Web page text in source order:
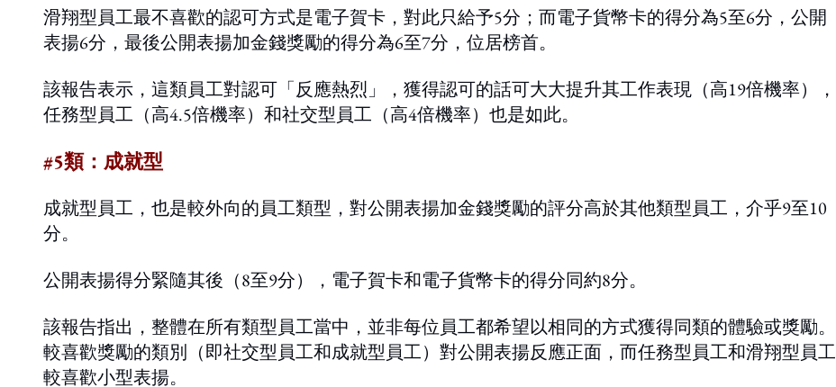
滑翔型員工最不喜歡的認可方式是電子賀卡，對此只給予5分；而電子貨幣卡的得分為5至6分，公開
表揚6分，最後公開表揚加金錢獎勵的得分為6至7分，位居榜首。
該報告表示，這類員工對認可「反應熱烈」，獲得認可的話可大大提升其工作表現（高19倍機率），
任務型員工（高4.5倍機率）和社交型員工（高4倍機率）也是如此。
#5類：成就型
成就型員工，也是較外向的員工類型，對公開表揚加金錢獎勵的評分高於其他類型員工，介乎9至10
分。
公開表揚得分緊隨其後（8至9分），電子賀卡和電子貨幣卡的得分同約8分。
該報告指出，整體在所有類型員工當中，並非每位員工都希望以相同的方式獲得同類的體驗或獎勵。
較喜歡獎勵的類別（即社交型員工和成就型員工）對公開表揚反應正面，而任務型員工和滑翔型員工
較喜歡小型表揚。